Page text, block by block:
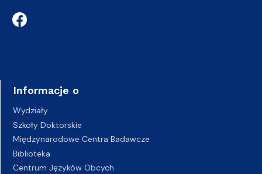
Informacje o
Wydziały
Szkoły Doktorskie
Międzynarodowe Centra Badawcze
Biblioteka
Centrum Języków Obcych